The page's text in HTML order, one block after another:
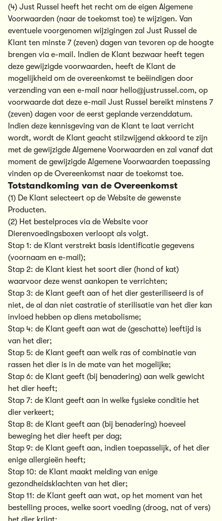
(4) Just Russel heeft het recht om de eigen Algemene
Voorwaarden (naar de toekomst toe) te wijzigen. Van
eventuele voorgenomen wijzigingen zal Just Russel de
Klant ten minste 7 (zeven) dagen van tevoren op de hoogte
brengen via e-mail. Indien de Klant bezwaar heeft tegen
deze gewijzigde voorwaarden, heeft de Klant de
mogelijkheid om de overeenkomst te beëindigen door
verzending van een e-mail naar hello@justrussel.com, op
voorwaarde dat deze e-mail Just Russel bereikt minstens 7
(zeven) dagen voor de eerst geplande verzenddatum.
Indien deze kennisgeving van de Klant te laat verricht
wordt, wordt de Klant geacht stilzwijgend akkoord te zijn
met de gewijzigde Algemene Voorwaarden en zal vanaf dat
moment de gewijzigde Algemene Voorwaarden toepassing
vinden op de Overeenkomst naar de toekomst toe.
Totstandkoming van de Overeenkomst
(1) De Klant selecteert op de Website de gewenste
Producten.
(2) Het bestelproces via de Website voor
Dierenvoedingsboxen verloopt als volgt.
Stap 1: de Klant verstrekt basis identificatie gegevens
(voornaam en e-mail);
Stap 2: de Klant kiest het soort dier (hond of kat)
waarvoor deze wenst aankopen te verrichten;
Stap 3: de Klant geeft aan of het dier gesteriliseerd is of
niet, de al dan niet castratie of sterilisatie van het dier kan
invloed hebben op diens metabolisme;
Stap 4: de Klant geeft aan wat de (geschatte) leeftijd is
van het dier;
Stap 5: de Klant geeft aan welk ras of combinatie van
rassen het dier is in de mate van het mogelijke;
Stap 6: de Klant geeft (bij benadering) aan welk gewicht
het dier heeft;
Stap 7: de Klant geeft aan in welke fysieke conditie het
dier verkeert;
Stap 8: de Klant geeft aan (bij benadering) hoeveel
beweging het dier heeft per dag;
Stap 9: de Klant geeft aan, indien toepasselijk, of het dier
enige allergieën heeft;
Stap 10: de Klant maakt melding van enige
gezondheidsklachten van het dier;
Stap 11: de Klant geeft aan wat, op het moment van het
bestelling proces, welke soort voeding (droog, nat of vers)